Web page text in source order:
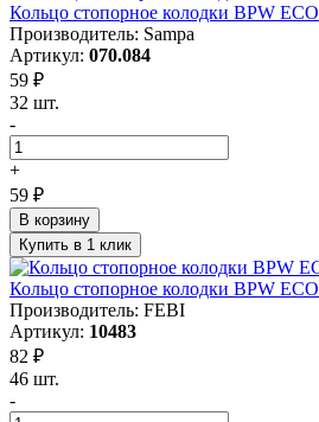
Кольцо стопорное колодки BPW ECO
Производитель: Sampa
Артикул: 070.084
59 ₽
32 шт.
-
+
59 ₽
В корзину
Купить в 1 клик
Кольцо стопорное колодки BPW ECO
Производитель: FEBI
Артикул: 10483
82 ₽
46 шт.
-